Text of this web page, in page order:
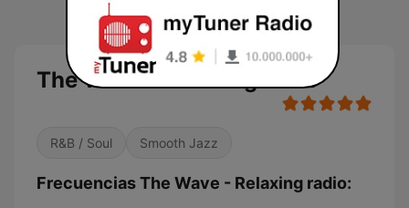
The Wave - Relaxing radio
R&B / Soul Smooth Jazz
Frecuencias The Wave - Relaxing radio: